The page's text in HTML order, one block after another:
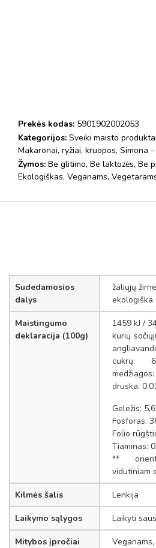
Prekės kodas: 5901902002053
Kategorijos: Sveiki maisto produktai
Makaronai, ryžiai, kruopos, Simona
Žymos: Be glitimo, Be laktozės, Be
Ekologiškas, Veganams,
Sudedamosios
dalys
žaliųjų
ekologiška
Maistingumo
deklaracija (100g)
1459 kJ /
kurių
cukrų:
druska:
Geležis:
Fosforas:
Folio
Tiaminas:
**
vidutiniam
Kilmės šalis Lenkija
Laikymo sąlygos Laikyti
Mitybos įpročiai